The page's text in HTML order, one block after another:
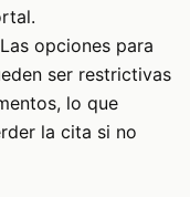
opciones para
ser restrictivas
lo que
la cita si no